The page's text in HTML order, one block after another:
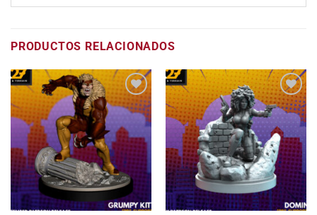
PRODUCTOS RELACIONADOS
Añadir
a la
lista
de
deseos
Añadir
a la
lista
de
deseos